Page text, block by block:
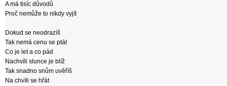
A má tisíc důvodů
Proč nemůže to nikdy vyjít
Dokud se neodrazíš
Tak nemá cenu se ptát
Co je let a co pád
Nachvíli slunce je blíž
Tak snadno snům uvěříš
Na chvíli se hřát